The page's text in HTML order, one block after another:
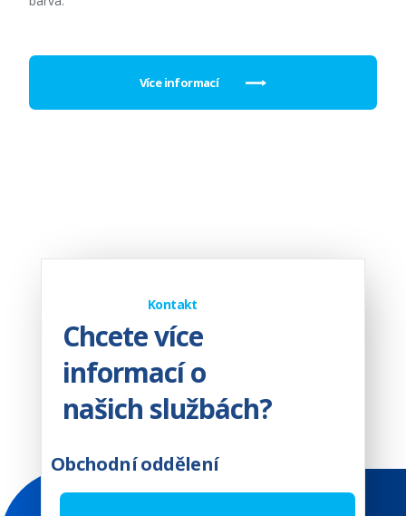
Více informací
Kontakt
Chcete více
informací o
našich službách?
Obchodní oddělení